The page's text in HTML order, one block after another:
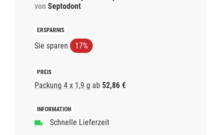
von Septodont
Sie sparen 17%
Packung 4 x 1,9 g ab 52,86 €
Schnelle Lieferzeit